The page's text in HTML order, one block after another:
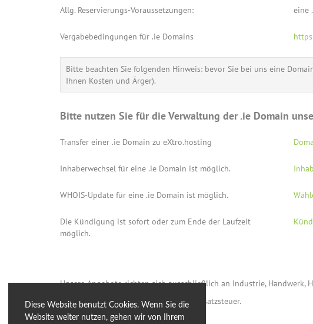
Diese Website benutzt Cookies. Wenn Sie die
Website weiter nutzen, gehen wir von Ihrem
Allg. Reservierungs-Voraussetzungen: eine
Vergabebedingungen für .ie Domains
Bitte beachten Sie folgenden Hinweis: bevor Sie bei uns eine
Ihnen Kosten und Ärger).
Bitte nutzen Sie für die Verwaltung der .ie Domain
Transfer einer .ie Domain zu eXtro.hosting
Inhaberwechsel für eine .ie Domain ist möglich.
WHOIS-Update für eine .ie Domain ist möglich.
Die Kündigung ist sofort oder zum Ende der Laufzeit
möglich.
Unsere Angebote richten sich ausschließlich an Industrie, Handwerk,
Alle Preise verstehen sich inkl. 19 % Umsatzsteuer.